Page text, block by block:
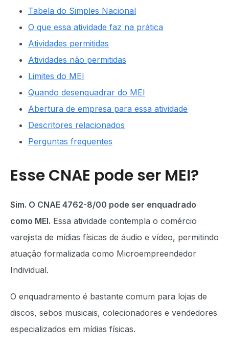
Tabela do Simples Nacional
O que essa atividade faz na prática
Atividades permitidas
Atividades não permitidas
Limites do MEI
Quando desenquadrar do MEI
Abertura de empresa para essa atividade
Descritores relacionados
Perguntas frequentes
Esse CNAE pode ser MEI?
Sim. O CNAE 4762-8/00 pode ser enquadrado
como MEI. Essa atividade contempla o comércio
varejista de mídias físicas de áudio e vídeo, permitindo
atuação formalizada como Microempreendedor
Individual.
O enquadramento é bastante comum para lojas de
discos, sebos musicais, colecionadores e vendedores
especializados em mídias físicas.